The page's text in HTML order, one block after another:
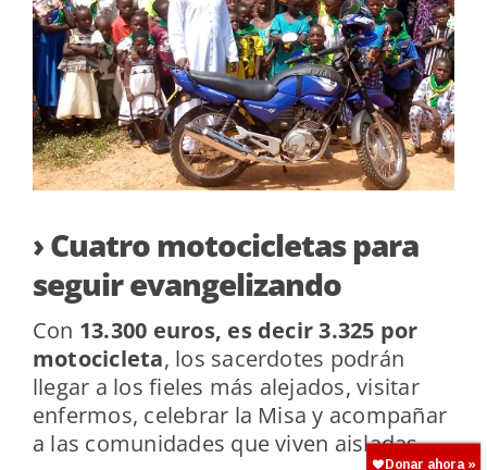
› Cuatro motocicletas para
seguir evangelizando
Con 13.300 euros, es decir 3.325 por
motocicleta, los sacerdotes podrán
llegar a los fieles más alejados, visitar
enfermos, celebrar la Misa y acompañar
a las comunidades que viven aisladas.